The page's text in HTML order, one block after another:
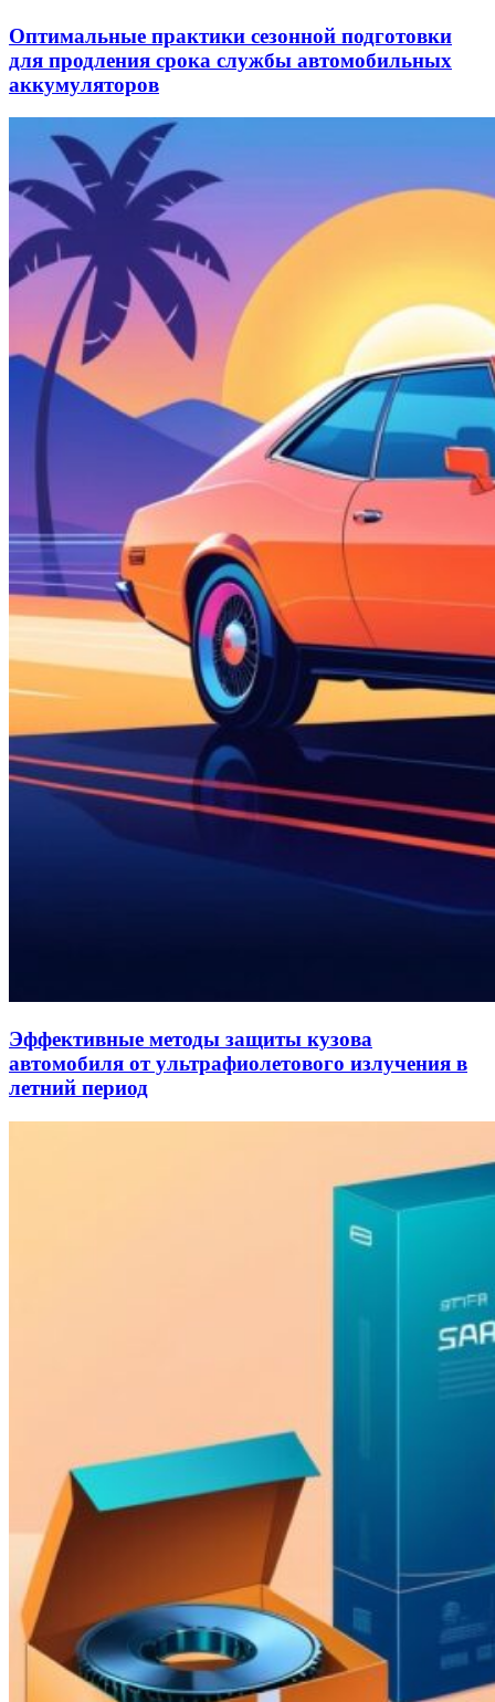
Оптимальные практики сезонной подготовки
для продления срока службы автомобильных
аккумуляторов
Эффективные методы защиты кузова
автомобиля от ультрафиолетового излучения в
летний период